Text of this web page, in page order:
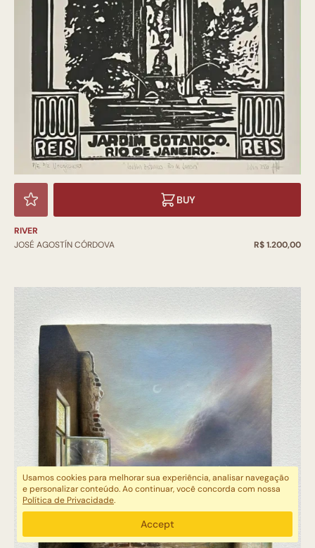
BUY
RIVER
JOSÉ AGOSTÍN CÓRDOVA
R$ 1.200,00
Usamos cookies para melhorar sua experiência, analisar navegação
e personalizar conteúdo. Ao continuar, você concorda com nossa
Política de Privacidade.
Accept